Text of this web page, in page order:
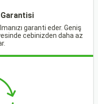
garanti eder. Geniş
cebinizden daha az